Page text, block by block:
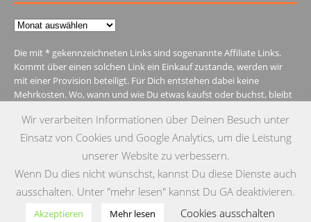
Archiv
Die mit * gekennzeichneten Links sind sogenannte Affiliate Links.
Kommt über einen solchen Link ein Einkauf zustande, werden wir
mit einer Provision beteiligt. Für Dich entstehen dabei keine
Mehrkosten. Wo, wann und wie Du etwas kaufst oder buchst, bleibt
IMPRESSUM DATENSCHUTZ KONTAKT
© Copyright 2015 by Testgulasch
Wir verarbeiten Informationen über Deinen Besuch unter
Einsatz von Cookies und Google Analytics, um die Leistung
unserer Website zu verbessern.
Wenn Du dies nicht wünschst, kannst Du diese Dienste auch
ausschalten. Unter "mehr lesen" kannst Du GA deaktivieren.
Akzeptieren Mehr lesen Cookies ausschalten